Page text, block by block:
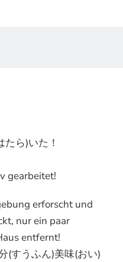
ら)いた！
gearbeitet!
erforscht und
nur ein paar
entfernt!
(すうふん)美味(おい)